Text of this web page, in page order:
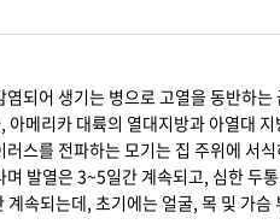
되어 생기는 병으로 고열을 동반하
메리카 대륙의 열대지방과 아열대
스를 전파하는 모기는 집 주위에 서
발열은 3~5일간 계속되고, 심한 두
속되는데, 초기에는 얼굴, 목 및 가